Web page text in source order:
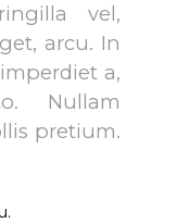
vel,
arcu. In
a,
Nullam
pretium.